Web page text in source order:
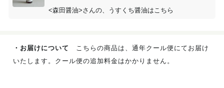
<森田醤油>さんの、うすくち醤油はこちら
・お届けについて こちらの商品は、通年クール便にてお届け
いたします。クール便の追加料金はかかりません。